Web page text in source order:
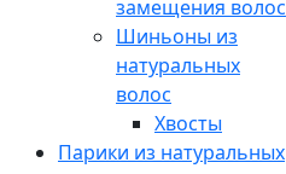
замещения волос
Шиньоны из
натуральных
волос
Хвосты
Парики из натуральных